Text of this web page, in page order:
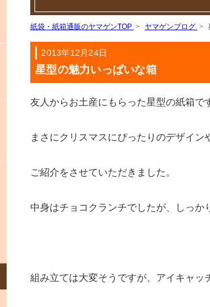
紙袋・紙箱通販のヤマゲンTOP ヤマゲンブログ
2013年12月24日
星型の魅力いっぱいな箱
友人からお土産にもらった星型の紙箱で
まさにクリスマスにぴったりのデザイン
ご紹介をさせていただきました。
中身はチョコクランチでしたが、しっか
組み立ては大変そうですが、アイキャッ